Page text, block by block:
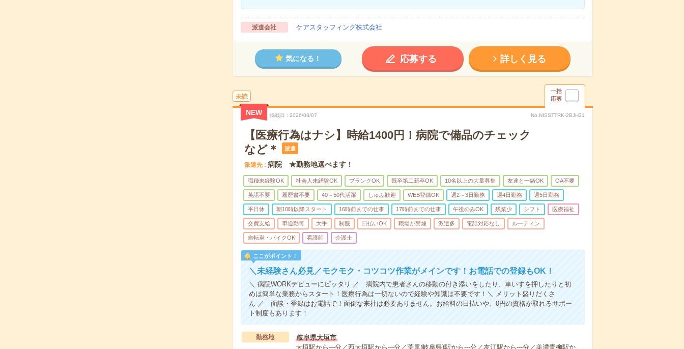
派遣会社 ケアスタッフィング株式会社
気になる！ 応募する 詳しく見る
未読
一括
応募
NEW 掲載日 2026/08/07 No.NISSTTRK-2BJH31
【医療行為はナシ】時給1400円！病院で備品のチェック
など＊
派遣
派遣先 病院 ★勤務地選べます！
職種未経験OK 社会人未経験OK ブランクOK 既卒第二新卒OK 10名以上の大量募集 友達と一緒OK OA不要
英語不要 履歴書不要 40～50代活躍 しゅふ歓迎 WEB登録OK 週2～3日勤務 週4日勤務 週5日勤務
平日休 朝10時以降スタート 16時前までの仕事 17時前までの仕事 午後のみOK 残業少 シフト 医療福祉
交費支給 車通勤可 大手 制服 日払いOK 職場が禁煙 派遣多 電話対応なし ルーティン
自転車・バイクOK 看護師 介護士
ここがポイント！
＼未経験さん必見／モクモク・コツコツ作業がメインです！お電話での登録もOK！
＼ 病院WORKデビューにピッタリ ／ 病院内で患者さんの移動の付き添いをしたり、車いすを押したりと初
めは簡単な業務からスタート！医療行為は一切ないので経験や知識は不要です！＼ メリット盛りだくさ
ん ／ 面談・登録はお電話で！面倒な来社は必要ありません。お給料の日払いや、0円の資格が取れるサポー
ト制度もあります！
勤務地
岐阜県大垣市
大垣駅から---分／西大垣駅から---分／荒尾(岐阜県)駅から---分／友江駅から---分／美濃青柳駅か